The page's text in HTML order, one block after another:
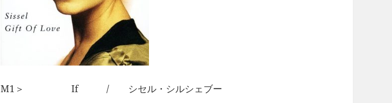
M1＞ If / シセル・シルシェブー